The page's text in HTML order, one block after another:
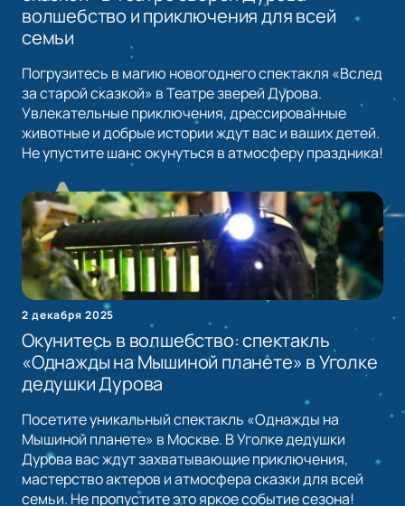
волшебство и приключения для всей
семьи
Погрузитесь в магию новогоднего спектакля «Вслед
за старой сказкой» в Театре зверей Дурова.
Увлекательные приключения, дрессированные
животные и добрые истории ждут вас и ваших детей.
Не упустите шанс окунуться в атмосферу праздника!
2 декабря 2025
Окунитесь в волшебство: спектакль
«Однажды на Мышиной планете» в Уголке
дедушки Дурова
Посетите уникальный спектакль «Однажды на
Мышиной планете» в Москве. В Уголке дедушки
Дурова вас ждут захватывающие приключения,
мастерство актеров и атмосфера сказки для всей
семьи. Не пропустите это яркое событие сезона!